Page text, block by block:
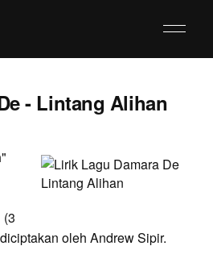
- Lintang Alihan
"
(3
oleh Andrew Sipir.